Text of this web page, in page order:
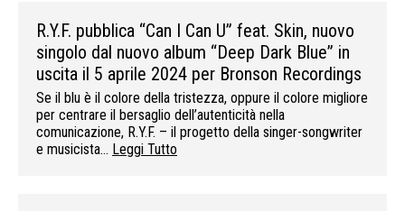
R.Y.F. pubblica “Can I Can U” feat. Skin, nuovo
singolo dal nuovo album “Deep Dark Blue” in
uscita il 5 aprile 2024 per Bronson Recordings
Se il blu è il colore della tristezza, oppure il colore migliore
per centrare il bersaglio dell’autenticità nella
comunicazione, R.Y.F. – il progetto della singer-songwriter
e musicista… Leggi Tutto